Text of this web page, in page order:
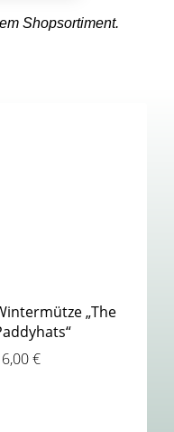
Shopsortiment.
„The
€